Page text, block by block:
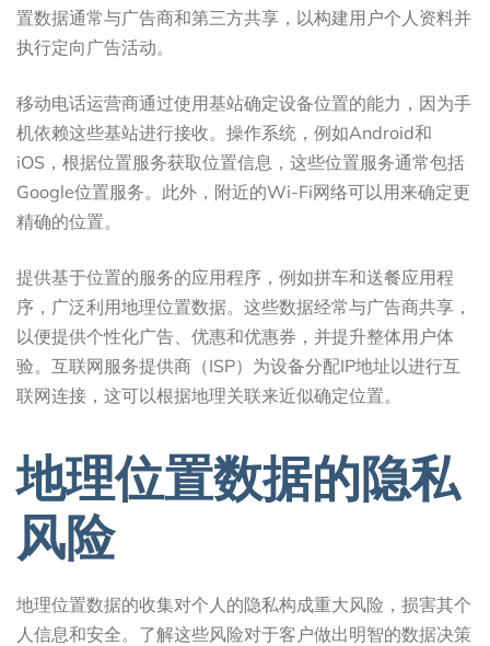
置数据通常与广告商和第三方共享，以构建用户个人资料并
执行定向广告活动。
移动电话运营商通过使用基站确定设备位置的能力，因为手
机依赖这些基站进行接收。操作系统，例如Android和
iOS，根据位置服务获取位置信息，这些位置服务通常包括
Google位置服务。此外，附近的Wi-Fi网络可以用来确定更
精确的位置。
提供基于位置的服务的应用程序，例如拼车和送餐应用程
序，广泛利用地理位置数据。这些数据经常与广告商共享，
以便提供个性化广告、优惠和优惠券，并提升整体用户体
验。互联网服务提供商（ISP）为设备分配IP地址以进行互
联网连接，这可以根据地理关联来近似确定位置。
地理位置数据的隐私
风险
地理位置数据的收集对个人的隐私构成重大风险，损害其个
人信息和安全。了解这些风险对于客户做出明智的数据决策